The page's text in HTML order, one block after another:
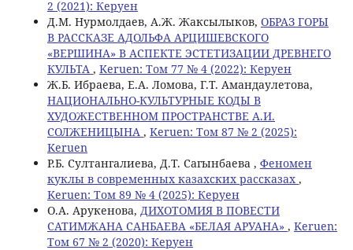
2 (2021): Керуен
Д.М. Нурмолдаев, А.Ж. Жаксылыков, ОБРАЗ ГОРЫ
В РАССКАЗЕ АДОЛЬФА АРЦИШЕВСКОГО
«ВЕРШИНА» В АСПЕКТЕ ЭСТЕТИЗАЦИИ ДРЕВНЕГО
КУЛЬТА , Keruen: Том 77 № 4 (2022): Керуен
Ж.Б. Ибраева, E.A. Ломова, Г.Т. Амандaулетова,
НАЦИОНАЛЬНО-КУЛЬТУРНЫЕ КОДЫ В
ХУДОЖЕСТВЕННОМ ПРОСТРАНСТВЕ А.И.
СОЛЖЕНИЦЫНА , Keruen: Том 87 № 2 (2025):
Keruen
Р.Б. Султангалиева, Д.Т. Сагынбаева , Феномен
куклы в современных казахских рассказах ,
Keruen: Том 89 № 4 (2025): Керуен
О.А. Арукенова, ДИХОТОМИЯ В ПОВЕСТИ
САТИМЖАНА САНБАЕВА «БЕЛАЯ АРУАНА» , Keruen:
Том 67 № 2 (2020): Керуен